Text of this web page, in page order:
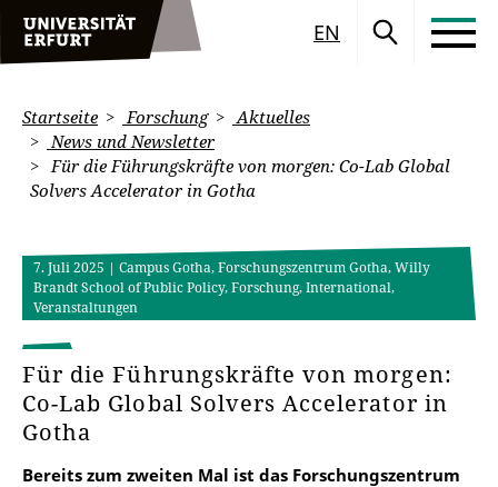
EN
Startseite Forschung
Aktuelles
News und Newsletter
Für die Führungskräfte von morgen: Co-Lab Global
Solvers Accelerator in Gotha
7. Juli 2025 | Campus Gotha, Forschungszentrum Gotha, Willy
Brandt School of Public Policy, Forschung, International,
Veranstaltungen
Für die Führungskräfte von morgen:
Co-Lab Global Solvers Accelerator in
Gotha
Bereits zum zweiten Mal ist das Forschungszentrum